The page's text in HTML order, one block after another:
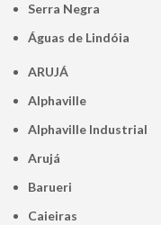
Serra Negra
Águas de Lindóia
ARUJÁ
Alphaville
Alphaville Industrial
Arujá
Barueri
Caieiras